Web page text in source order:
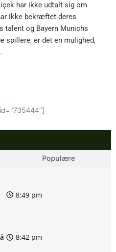
har ikke udtalt sig om
ikke bekræftet deres
talent og Bayern Munichs
spillere, er det en mulighed,
Populære
8:49 pm
8:42 pm